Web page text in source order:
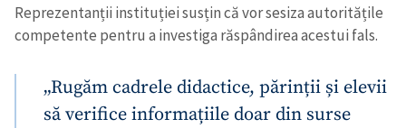
Reprezentanții instituției susțin că vor sesiza autoritățile
competente pentru a investiga răspândirea acestui fals.
„Rugăm cadrele didactice, părinții și elevii
să verifice informațiile doar din surse